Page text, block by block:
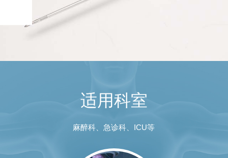
适用科室
麻醉科、急诊科、ICU等